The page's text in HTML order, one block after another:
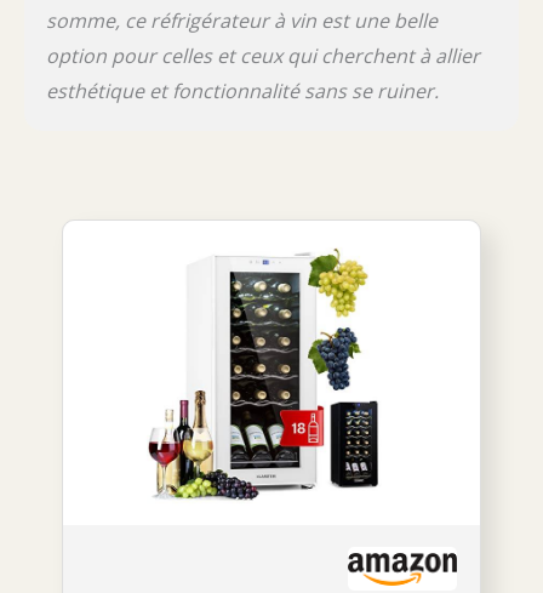
somme, ce réfrigérateur à vin est une belle
option pour celles et ceux qui cherchent à allier
esthétique et fonctionnalité sans se ruiner.